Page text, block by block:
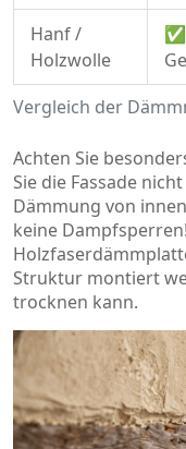
Vergleich der
Hanf /
Holzwolle
✅
Achten Sie
Sie die Fassade
Dämmung von
keine
Struktur montiert
trocknen kann.